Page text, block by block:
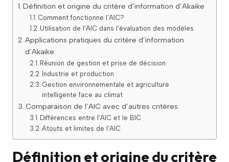
Définition et origine du critère d’information d’Akaike
Comment fonctionne l’AIC?
Utilisation de l’AIC dans l’évaluation des modèles
Applications pratiques du critère d’information
d’Akaike
Réunion de gestion et prise de décision
Industrie et production
Gestion environnementale et agriculture
intelligente face au climat
Comparaison de l’AIC avec d’autres critères
Différences entre l’AIC et le BIC
Atouts et limites de l’AIC
Définition et origine du critère